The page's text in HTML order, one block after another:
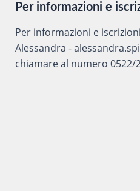
Per informazioni e
Per informazioni e
Alessandra -
chiamare al numero 0522/